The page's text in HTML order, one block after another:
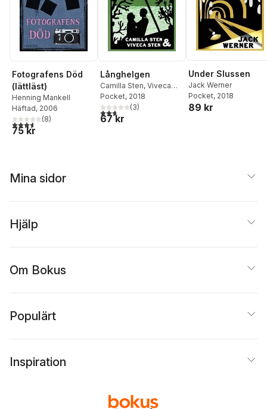
Fotografens Död
(lättläst)
Henning Mankell
Häftad, 2006
3,6utav 5 stjärnor. Totalt antal röster:
(8)
75 kr
Långhelgen
Camilla Sten, Viveca
Sten
Pocket, 2018
2,7utav 5 stjärnor. Totalt antal röster:
(3)
67 kr
Under Slussen
Jack Werner
Pocket, 2018
89 kr
Mina sidor
Hjälp
Om Bokus
Populärt
Inspiration